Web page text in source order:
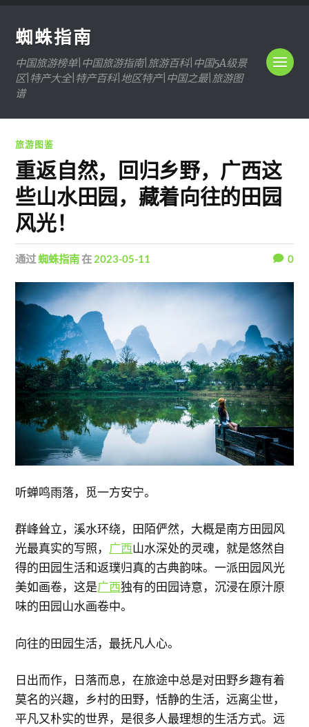
蜘蛛指南
中国旅游榜单|中国旅游指南|旅游百科|中国5A级景
区|特产大全|特产百科|地区特产|中国之最|旅游图
谱
旅游图鉴
​重返自然，回归乡野，广西这
些山水田园，藏着向往的田园
风光！
通过蜘蛛指南在 2023-05-11 0
听蝉鸣雨落，觅一方安宁。
群峰耸立，溪水环绕，田陌俨然，大概是南方田园风
光最真实的写照， 广西山水深处的灵魂，就是悠然自
得的田园生活和返璞归真的古典韵味。一派田园风光
美如画卷，这是广西独有的田园诗意，沉浸在原汁原
味的田园山水画卷中。
向往的田园生活，最抚凡人心。
日出而作，日落而息，在旅途中总是对田野乡趣有着
莫名的兴趣，乡村的田野，恬静的生活，远离尘世，
平凡又朴实的世界，是很多人最理想的生活方式。远